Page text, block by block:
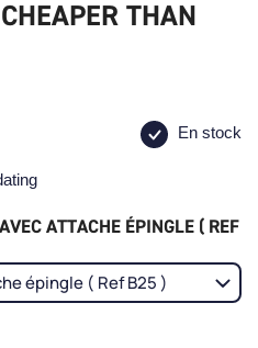
THAN
En stock
ATTACHE ÉPINGLE ( REF